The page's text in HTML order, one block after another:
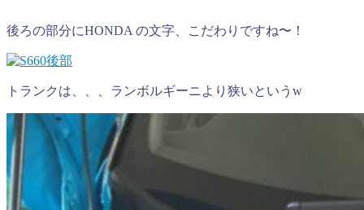
後ろの部分にHONDA の文字、こだわりですね〜！
トランクは、、、ランボルギーニより狭いというw